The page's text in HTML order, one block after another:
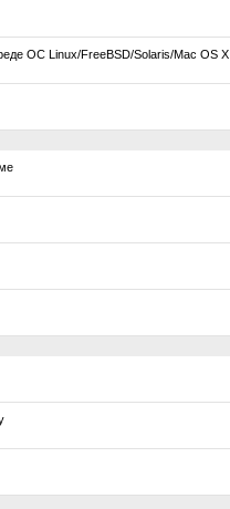
ОС Linux/FreeBSD/Solaris/Mac OS X